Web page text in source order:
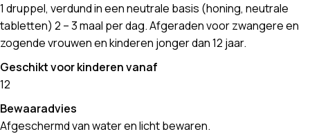
1 druppel, verdund in een neutrale basis (honing, neutrale
tabletten) 2 – 3 maal per dag. Afgeraden voor zwangere en
zogende vrouwen en kinderen jonger dan 12 jaar.
Geschikt voor kinderen vanaf
12
Bewaaradvies
Afgeschermd van water en licht bewaren.